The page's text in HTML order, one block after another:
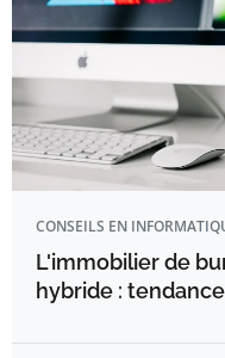
CONSEILS EN
L'immobilier de
hybride :